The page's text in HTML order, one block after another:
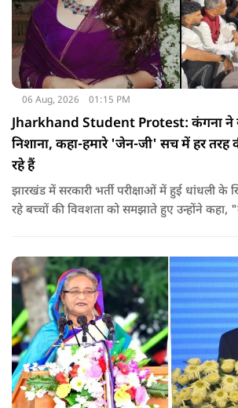
06 Aug, 2026 01:15 PM
Jharkhand Student Protest: कंगना ने
निशाना, कहा-हमारे 'जेन-जी' सच में हर
रहे हैं
झारखंड में सरकारी भर्ती परीक्षाओं में हुई धांधली के
रहे बच्चों की विवशता को समझाते हुए उन्होंने कहा,
यहां तक गंभीर हैं कि बच्चों के पास ऑनलाइन फूड
स्थिति में राहुल गांधी वहां नहीं पहुंच रहे हैं.